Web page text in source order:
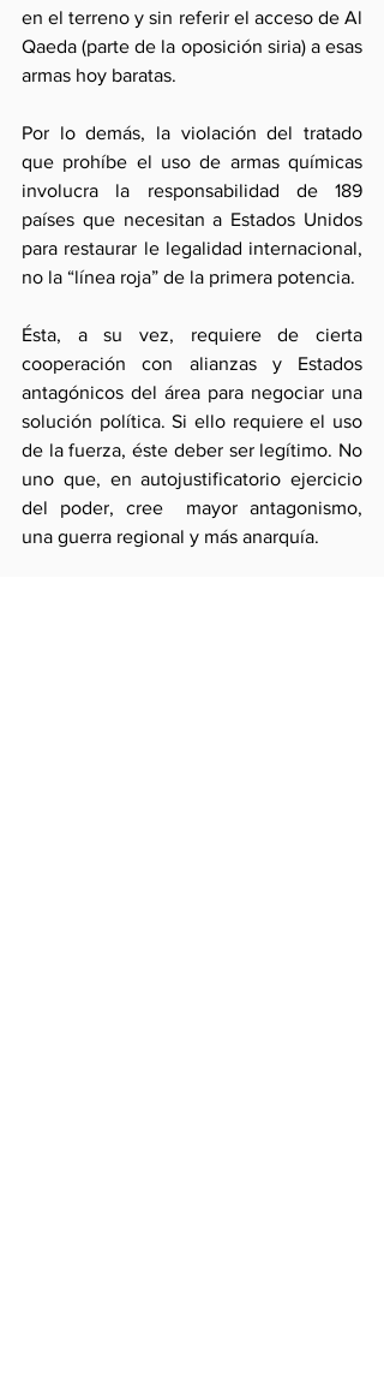
en el terreno y sin referir el acceso de Al
Qaeda (parte de la oposición siria) a esas
armas hoy baratas.
Por lo demás, la violación del tratado
que prohíbe el uso de armas químicas
involucra la responsabilidad de 189
países que necesitan a Estados Unidos
para restaurar le legalidad internacional,
no la “línea roja” de la primera potencia.
Ésta, a su vez, requiere de cierta
cooperación con alianzas y Estados
antagónicos del área para negociar una
solución política. Si ello requiere el uso
de la fuerza, éste deber ser legítimo. No
uno que, en autojustificatorio ejercicio
del poder, cree  mayor antagonismo,
una guerra regional y más anarquía.